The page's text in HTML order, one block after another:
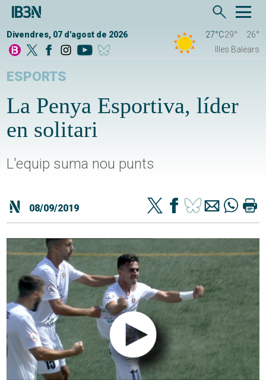
Divendres, 07 d'agost de 2026 27°C29°
26°
Illes Balears
ESPORTS
La Penya Esportiva, líder
en solitari
L'equip suma nou punts
08/09/2019